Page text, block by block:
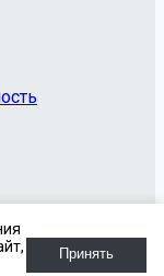
Принять